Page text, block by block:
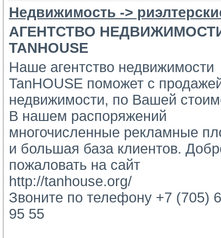
Недвижимость ->
АГЕНТСТВО
TANHOUSE
Наше агентство недвижимости
TanHOUSE поможет с
недвижимости, по Вашей
В нашем распоряжений
многочисленные рекламные
и большая база клиентов.
пожаловать на сайт
http://tanhouse.org/
Звоните по телефону +7 (705)
95 55